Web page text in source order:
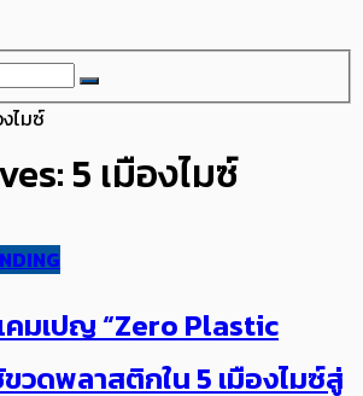
ไมซ์
5 เมืองไมซ์
คมเปญ “Zero Plastic
วดพลาสติกใน 5 เมืองไมซ์สู่